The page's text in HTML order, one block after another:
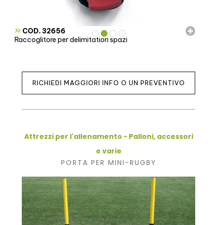
» COD. 32656
Raccoglitore per delimitatiori spazi
RICHIEDI MAGGIORI INFO O UN PREVENTIVO
Attrezzi per l'allenamento - Palloni, accessori
e varie
PORTA PER MINI-RUGBY